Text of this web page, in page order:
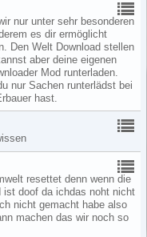
nur unter sehr besonderen
es dir ermöglicht
Den Welt Download stellen
aber deine eigenen
Mod runterladen.
nur Sachen runterlädst bei
hast.
resettet denn wenn die
ist doof da ichdas noht nicht
nicht gemacht habe also
machen das wir noch so